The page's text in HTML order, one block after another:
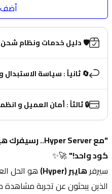
أضف
🛡️ دليل خدمات ونظام شحن MasryTech ( مهم جدا )
🔄 ثانياً : سياسة
🔒 ثالثاً : أمان العميل و
كود واحد!" 🚀✨
سيرفر هايبر (Hyper)